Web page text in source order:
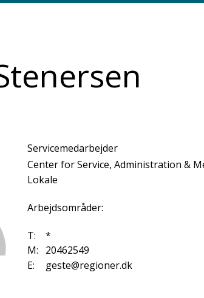
Servicemedarbejder
Center for Service, Administration &
Lokale
Arbejdsområder:
T:
*
M:
20462549
E:
geste@regioner.dk